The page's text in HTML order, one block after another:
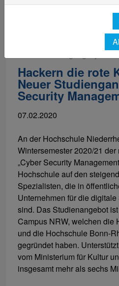
Um die Abwehr von Cyber-
Hackern die rote
Neuer
Security
07.02.2020
An der Hochschule
Wintersemester 2020/21
„Cyber Security
Hochschule auf den
Spezialisten, die in
Unternehmen für die
sind. Das Studienangebot
Campus NRW, welchen die
und die Hochschule Bonn-
gegründet haben.
vom Ministerium für Kultur
insgesamt mehr als sechs